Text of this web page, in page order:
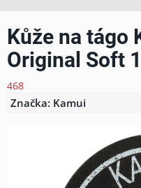
Kůže na tágo
Original Soft
468
Značka: Kamui